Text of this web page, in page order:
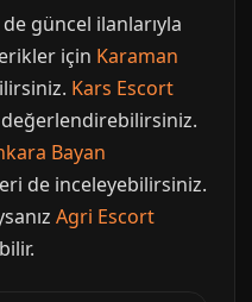
güncel ilanlarıyla
için Karaman
Kars Escort
Bayan
de inceleyebilirsiniz.
Agri Escort